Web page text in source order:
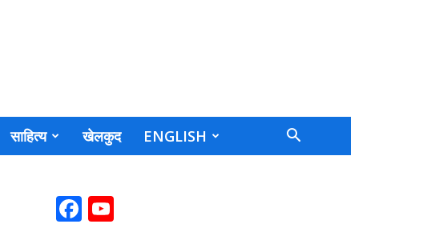
साहित्य खेलकुद ENGLISH
Facebook